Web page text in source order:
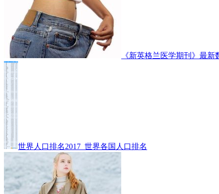
《新英格兰医学期刊》最
世界人口排名2017_世界各国人口排名